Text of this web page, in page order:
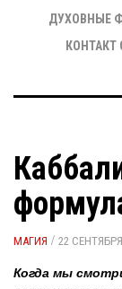
ДУХОВНЫЕ
МАГИЯ / 22
Когда мы